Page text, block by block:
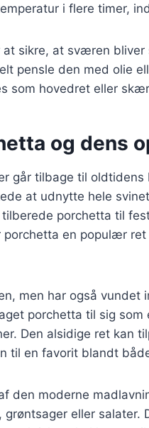
i flere timer,
sikre, at sværen
pensle den med olie
som hovedret eller
og dens
går tilbage til oldtidens
at udnytte hele
porchetta til
en populær
men har også vundet
porchetta til sig
Den alsidige ret kan
til en favorit blandt
den moderne
eller salater.